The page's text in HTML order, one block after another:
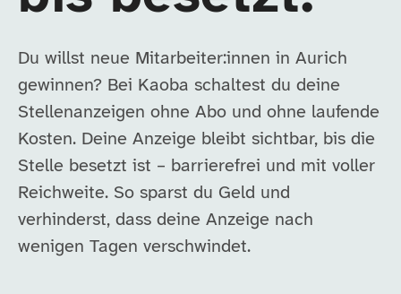
Du willst neue Mitarbeiter:innen in Aurich
gewinnen? Bei Kaoba schaltest du deine
Stellenanzeigen ohne Abo und ohne laufende
Kosten. Deine Anzeige bleibt sichtbar, bis die
Stelle besetzt ist – barrierefrei und mit voller
Reichweite. So sparst du Geld und
verhinderst, dass deine Anzeige nach
wenigen Tagen verschwindet.